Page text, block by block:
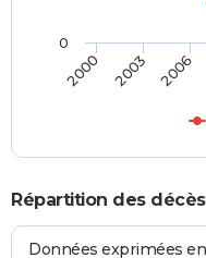
2000 2003 2006
0
Répartition des décès
Données exprimées